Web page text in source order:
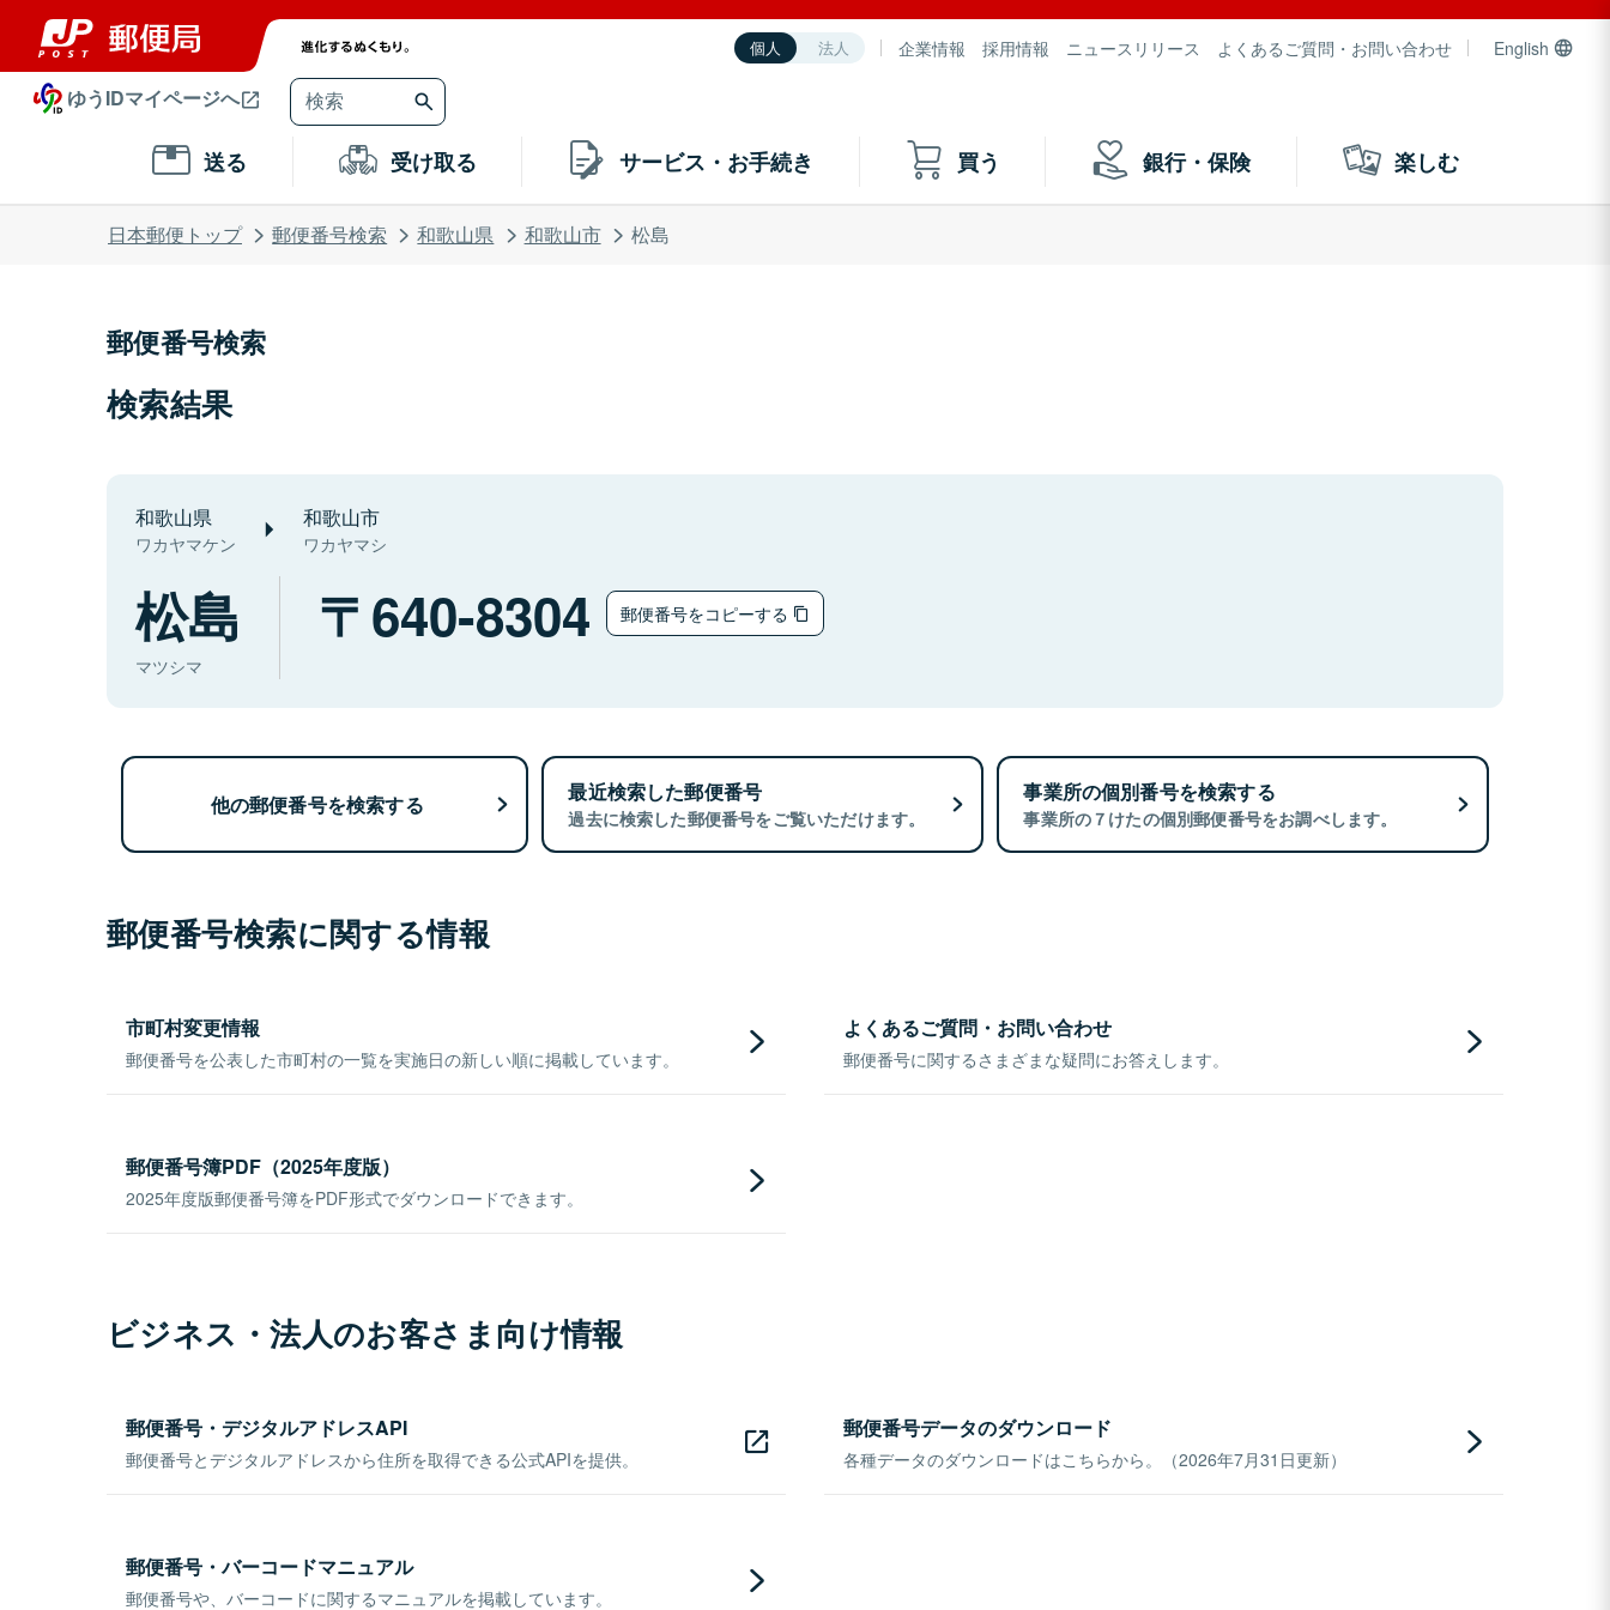
個人 法人 企業情報 採用情報 ニュースリリース よくあるご質問・お問い合わせ English
ゆうIDマイページへ
送る 受け取る サービス・お手続き 買う 銀行・保険 楽しむ
日本郵便トップ 郵便番号検索 和歌山県 和歌山市 松島
郵便番号検索
検索結果
和歌山県
ワカヤマケン
和歌山市
ワカヤマシ
松島
マツシマ
640-8304 郵便番号をコピーする
他の郵便番号を検索する 最近検索した郵便番号
過去に検索した郵便番号をご覧いただけます。
事業所の個別番号を検索する
事業所の７けたの個別郵便番号をお調べします。
郵便番号検索に関する情報
市町村変更情報
郵便番号を公表した市町村の一覧を実施日の新しい順に掲載しています。
よくあるご質問・お問い合わせ
郵便番号に関するさまざまな疑問にお答えします。
郵便番号簿PDF（2025年度版）
2025年度版郵便番号簿をPDF形式でダウンロードできます。
ビジネス・法人のお客さま向け情報
郵便番号・デジタルアドレスAPI
郵便番号とデジタルアドレスから住所を取得できる公式APIを提供。
郵便番号データのダウンロード
各種データのダウンロードはこちらから。（2026年7月31日更新）
郵便番号・バーコードマニュアル
郵便番号や、バーコードに関するマニュアルを掲載しています。